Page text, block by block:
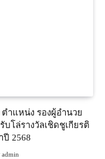
ำแหน่ง รองผู้อำนวย
บโล่รางวัลเชิดชูเกียรติ
ปี 2568
admin